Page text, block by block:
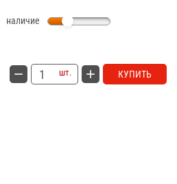
наличие
шт. КУПИТЬ